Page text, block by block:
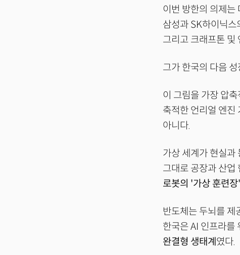
이번 방한의 의제는
삼성과 SK하이닉스
그리고 크래프톤 및
그가 한국의 다음
이 그림을 가장 압
축적한 언리얼 엔진
아니다.
가상 세계가 현실과
그대로 공장과 산업
로봇의 '가상 훈련
반도체는 두뇌를 제
한국은 AI 인프라를
완결형 생태계 였다.